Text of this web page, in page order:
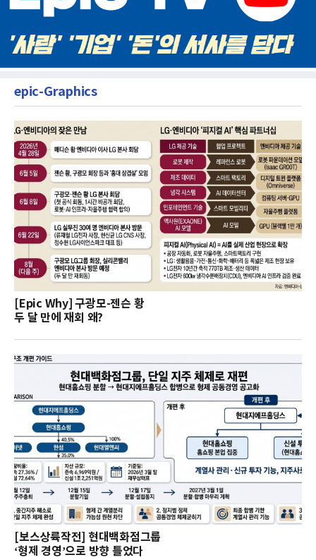
epic-Graphics
[Epic Why] 구광모-젠슨 황
두 달 만에 재회 왜?
[보스상륙작전] 현대백화점그룹
‘형제 경영’으로 방향 틀었다